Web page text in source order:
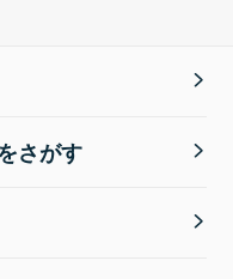
さがす